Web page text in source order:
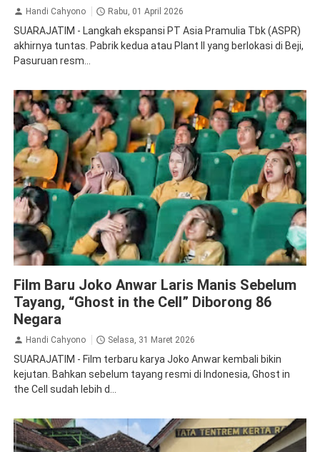
Handi Cahyono Rabu, 01 April 2026
SUARAJATIM - Langkah ekspansi PT Asia Pramulia Tbk (ASPR)
akhirnya tuntas. Pabrik kedua atau Plant II yang berlokasi di Beji,
Pasuruan resm...
Film Baru Joko Anwar Laris Manis Sebelum
Tayang, “Ghost in the Cell” Diborong 86
Negara
Handi Cahyono Selasa, 31 Maret 2026
SUARAJATIM - Film terbaru karya Joko Anwar kembali bikin
kejutan. Bahkan sebelum tayang resmi di Indonesia, Ghost in
the Cell sudah lebih d...